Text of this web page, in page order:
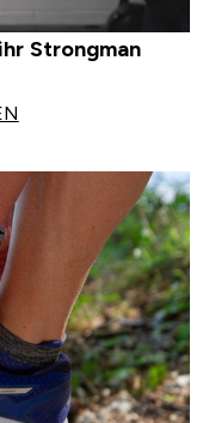
Strongman